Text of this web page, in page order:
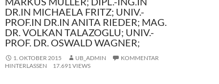
DR.IN MICHAELA FRITZ; UNIV.-
PROF.IN DR.IN ANITA RIEDER; MAG.
DR. VOLKAN TALAZOGLU; UNIV.-
PROF. DR. OSWALD WAGNER;
1. OKTOBER 2015 UB_ADMIN
KOMMENTAR
HINTERLASSEN
17.691 VIEWS